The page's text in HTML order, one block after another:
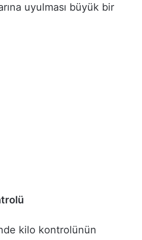
uyulması büyük bir
kilo kontrolünün